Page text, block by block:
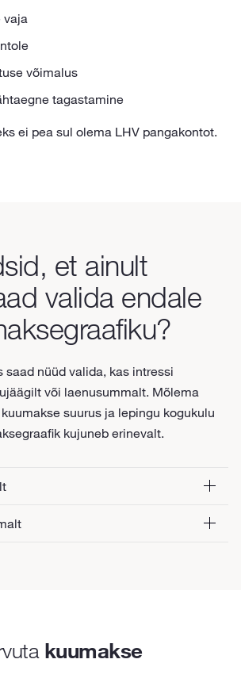
vaja
võimalus
tagastamine
ei pea sul olema LHV pangakontot.
et ainult
valida endale
saad nüüd valida, kas intressi
või laenusummalt. Mõlema
suurus ja lepingu kogukulu
kujuneb erinevalt.
kuumakse